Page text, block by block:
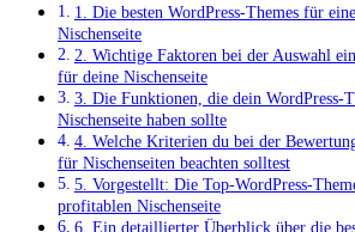
1. Die besten ‍WordPress-Themes für
Nischenseite
2. Wichtige Faktoren bei der Auswahl
für deine Nischenseite
3. Die Funktionen, die dein‍ WordPress-
Nischenseite‌ haben sollte
4. Welche ⁣Kriterien du bei der
für‍ Nischenseiten beachten solltest
5. Vorgestellt: Die⁣ Top-WordPress-
profitablen Nischenseite
6. Ein detaillierter Überblick über die